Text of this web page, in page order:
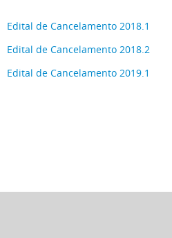
Edital de Cancelamento 2018.1
Edital de Cancelamento 2018.2
Edital de Cancelamento 2019.1